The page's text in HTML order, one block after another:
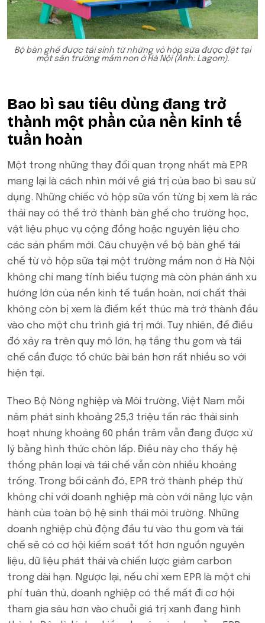
Bộ bàn ghế được tái sinh từ những vỏ hộp sữa được đặt tại
một sân trường mầm non ở Hà Nội (Ảnh: Lagom).
Bao bì sau tiêu dùng đang trở
thành một phần của nền kinh tế
tuần hoàn
Một trong những thay đổi quan trọng nhất mà EPR
mang lại là cách nhìn mới về giá trị của bao bì sau sử
dụng. Những chiếc vỏ hộp sữa vốn từng bị xem là rác
thải nay có thể trở thành bàn ghế cho trường học,
vật liệu phục vụ cộng đồng hoặc nguyên liệu cho
các sản phẩm mới. Câu chuyện về bộ bàn ghế tái
chế từ vỏ hộp sữa tại một trường mầm non ở Hà Nội
không chỉ mang tính biểu tượng mà còn phản ánh xu
hướng lớn của nền kinh tế tuần hoàn, nơi chất thải
không còn bị xem là điểm kết thúc mà trở thành đầu
vào cho một chu trình giá trị mới. Tuy nhiên, để điều
đó xảy ra trên quy mô lớn, hạ tầng thu gom và tái
chế cần được tổ chức bài bản hơn rất nhiều so với
hiện tại.
Theo Bộ Nông nghiệp và Môi trường, Việt Nam mỗi
năm phát sinh khoảng 25,3 triệu tấn rác thải sinh
hoạt nhưng khoảng 60 phần trăm vẫn đang được xử
lý bằng hình thức chôn lấp. Điều này cho thấy hệ
thống phân loại và tái chế vẫn còn nhiều khoảng
trống. Trong bối cảnh đó, EPR trở thành phép thử
không chỉ với doanh nghiệp mà còn với năng lực vận
hành của toàn bộ hệ sinh thái môi trường. Những
doanh nghiệp chủ động đầu tư vào thu gom và tái
chế sẽ có cơ hội kiểm soát tốt hơn nguồn nguyên
liệu, dữ liệu phát thải và chiến lược giảm carbon
trong dài hạn. Ngược lại, nếu chỉ xem EPR là một chi
phí tuân thủ, doanh nghiệp có thể mất đi cơ hội
tham gia sâu hơn vào chuỗi giá trị xanh đang hình